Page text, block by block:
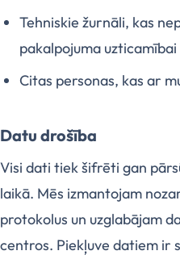
Tehniskie žurnāli, kas
pakalpojuma uzticamībai
Citas personas, kas ar
Datu drošība
Visi dati tiek šifrēti gan
laikā. Mēs izmantojam
protokolus un uzglabājam
centros. Piekļuve datiem ir